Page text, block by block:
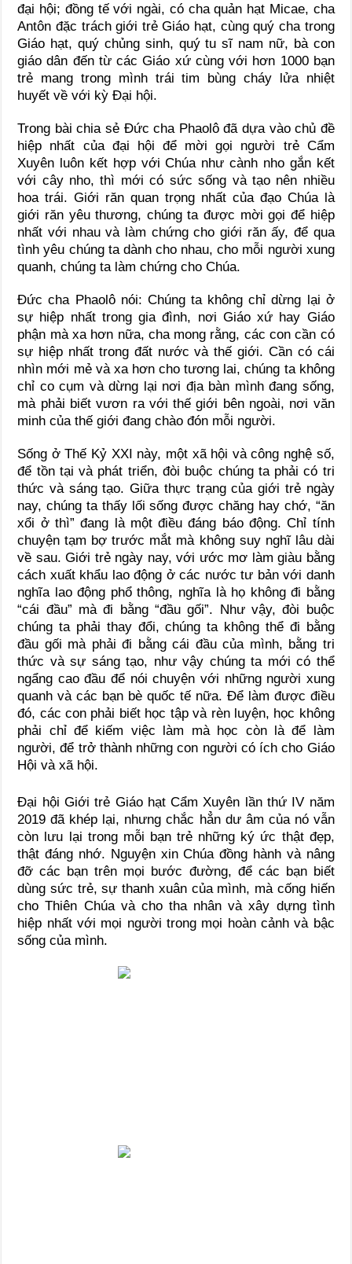
đại hội; đồng tế với ngài, có cha quản hạt Micae, cha
Antôn đặc trách giới trẻ Giáo hạt, cùng quý cha trong
Giáo hạt, quý chủng sinh, quý tu sĩ nam nữ, bà con
giáo dân đến từ các Giáo xứ cùng với hơn 1000 bạn
trẻ mang trong mình trái tim bùng cháy lửa nhiệt
huyết về với kỳ Đại hội.
Trong bài chia sẻ Đức cha Phaolô đã dựa vào chủ đề
hiệp nhất của đại hội để mời gọi người trẻ Cẩm
Xuyên luôn kết hợp với Chúa như cành nho gắn kết
với cây nho, thì mới có sức sống và tạo nên nhiều
hoa trái. Giới răn quan trọng nhất của đạo Chúa là
giới răn yêu thương, chúng ta được mời gọi để hiệp
nhất với nhau và làm chứng cho giới răn ấy, để qua
tình yêu chúng ta dành cho nhau, cho mỗi người xung
quanh, chúng ta làm chứng cho Chúa.
Đức cha Phaolô nói: Chúng ta không chỉ dừng lại ở
sự hiệp nhất trong gia đình, nơi Giáo xứ hay Giáo
phận mà xa hơn nữa, cha mong rằng, các con cần có
sự hiệp nhất trong đất nước và thế giới. Cần có cái
nhìn mới mẻ và xa hơn cho tương lai, chúng ta không
chỉ co cụm và dừng lại nơi địa bàn mình đang sống,
mà phải biết vươn ra với thế giới bên ngoài, nơi văn
minh của thế giới đang chào đón mỗi người.
Sống ở Thế Kỷ XXI này, một xã hội và công nghệ số,
để tồn tại và phát triển, đòi buộc chúng ta phải có tri
thức và sáng tạo. Giữa thực trạng của giới trẻ ngày
nay, chúng ta thấy lối sống được chăng hay chớ, “ăn
xổi ở thì” đang là một điều đáng báo động. Chỉ tính
chuyện tạm bợ trước mắt mà không suy nghĩ lâu dài
về sau. Giới trẻ ngày nay, với ước mơ làm giàu bằng
cách xuất khẩu lao động ở các nước tư bản với danh
nghĩa lao động phổ thông, nghĩa là họ không đi bằng
“cái đầu” mà đi bằng “đầu gối”. Như vậy, đòi buộc
chúng ta phải thay đổi, chúng ta không thể đi bằng
đầu gối mà phải đi bằng cái đầu của mình, bằng tri
thức và sự sáng tạo, như vậy chúng ta mới có thể
ngẩng cao đầu để nói chuyện với những người xung
quanh và các bạn bè quốc tế nữa. Để làm được điều
đó, các con phải biết học tập và rèn luyện, học không
phải chỉ để kiếm việc làm mà học còn là để làm
người, để trở thành những con người có ích cho Giáo
Hội và xã hội.
Đại hội Giới trẻ Giáo hạt Cẩm Xuyên lần thứ IV năm
2019 đã khép lại, nhưng chắc hẳn dư âm của nó vẫn
còn lưu lại trong mỗi bạn trẻ những ký ức thật đẹp,
thật đáng nhớ. Nguyện xin Chúa đồng hành và nâng
đỡ các bạn trên mọi bước đường, để các bạn biết
dùng sức trẻ, sự thanh xuân của mình, mà cống hiến
cho Thiên Chúa và cho tha nhân và xây dựng tình
hiệp nhất với mọi người trong mọi hoàn cảnh và bậc
sống của mình.